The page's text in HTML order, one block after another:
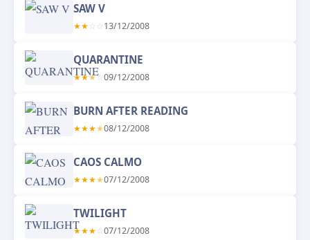
SAW V
★★ ☆ ☆ 13/12/2008
QUARANTINE
★★★☆09/12/2008
BURN AFTER READING
★★★★08/12/2008
CAOS CALMO
★★★★07/12/2008
TWILIGHT
★★★ ☆07/12/2008